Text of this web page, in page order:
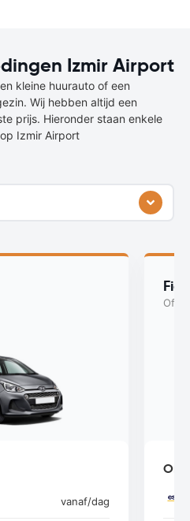
Izmir Airport
kleine huurauto of een
Wij hebben altijd een
prijs. Hieronder staan enkele
Izmir Airport
vanaf/dag
Of